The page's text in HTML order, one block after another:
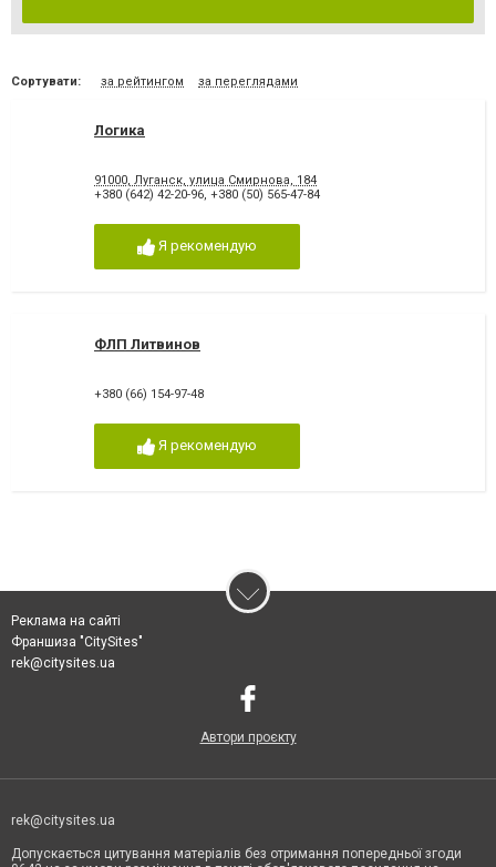
Сортувати: за рейтингом за переглядами
Логика
91000, Луганск, улица Смирнова, 184
+380 (642) 42-20-96, +380 (50) 565-47-84
Я рекомендую
ФЛП Литвинов
+380 (66) 154-97-48
Я рекомендую
Реклама на сайті
Франшиза "CitySites"
rek@citysites.ua
Автори проєкту
rek@citysites.ua
Допускається цитування матеріалів без отримання попередньої згоди